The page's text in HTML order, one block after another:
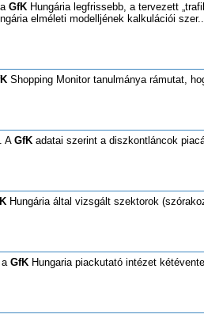
GfK Hungária legfrissebb, a tervezett
elméleti modelljének kalkulációi
Shopping Monitor tanulmánya rámutat,
A GfK adatai szerint a diszkontláncok
Hungária által vizsgált szektorok
a GfK Hungaria piackutató intézet